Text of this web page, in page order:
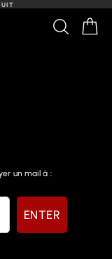
un mail à :
ENTER